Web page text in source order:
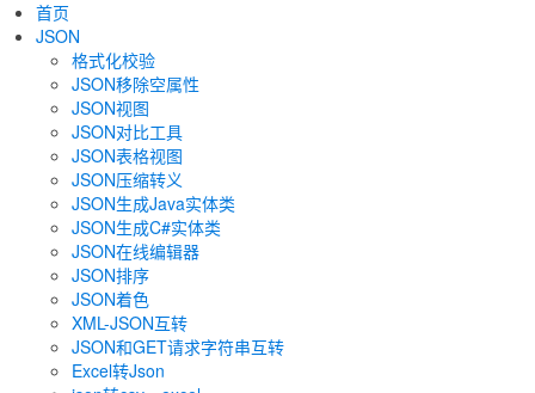
首页
JSON
格式化校验
JSON移除空属性
JSON视图
JSON对比工具
JSON表格视图
JSON压缩转义
JSON生成Java实体类
JSON生成C#实体类
JSON在线编辑器
JSON排序
JSON着色
XML-JSON互转
JSON和GET请求字符串互转
Excel转Json